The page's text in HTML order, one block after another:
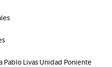
Pablo Livas Unidad Poniente